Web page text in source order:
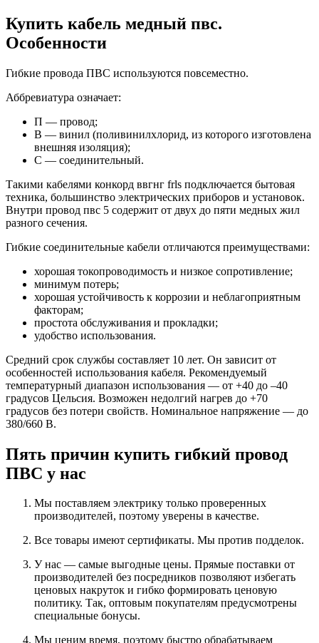
Купить кабель медный пвс.
Особенности
Гибкие провода ПВС используются повсеместно.
Аббревиатура означает:
П — провод;
В — винил (поливинилхлорид, из которого изготовлена
внешняя изоляция);
С — соединительный.
Такими кабелями конкорд ввгнг frls подключается бытовая
техника, большинство электрических приборов и установок.
Внутри провод пвс 5 содержит от двух до пяти медных жил
разного сечения.
Гибкие соединительные кабели отличаются преимуществами:
хорошая токопроводимость и низкое сопротивление;
минимум потерь;
хорошая устойчивость к коррозии и неблагоприятным
факторам;
простота обслуживания и прокладки;
удобство использования.
Средний срок службы составляет 10 лет. Он зависит от
особенностей использования кабеля. Рекомендуемый
температурный диапазон использования — от +40 до –40
градусов Цельсия. Возможен недолгий нагрев до +70
градусов без потери свойств. Номинальное напряжение — до
380/660 В.
Пять причин купить гибкий провод
ПВС у нас
Мы поставляем электрику только проверенных
производителей, поэтому уверены в качестве.
Все товары имеют сертификаты. Мы против подделок.
У нас — самые выгодные цены. Прямые поставки от
производителей без посредников позволяют избегать
ценовых накруток и гибко формировать ценовую
политику. Так, оптовым покупателям предусмотрены
специальные бонусы.
Мы ценим время, поэтому быстро обрабатываем